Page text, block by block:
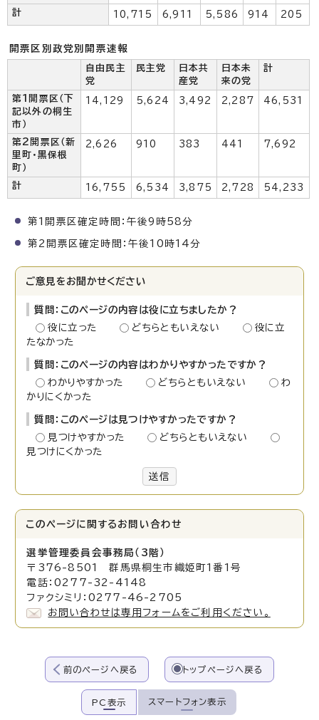
計 10,715 6,911 5,586 914 205
開票区別政党別開票速報
自由民主
党
民主党
日本共
産党
日本未
来の党
計
第1開票区（下
記以外の桐生
市）
14,129 5,624 3,492 2,287 46,531
第2開票区（新
里町・黒保根
町）
2,626 910 383 441 7,692
計 16,755 6,534 3,875 2,728 54,233
第1開票区確定時間：午後9時58分
第2開票区確定時間：午後10時14分
ご意見をお聞かせください
質問：このページの内容は役に立ちましたか？
役に立った
どちらともいえない
役に立
たなかった
質問：このページの内容はわかりやすかったですか？
わかりやすかった
どちらともいえない
わ
かりにくかった
質問：このページは見つけやすかったですか？
見つけやすかった
どちらともいえない
見つけにくかった
送信
このページに関する お問い合わせ
選挙管理委員会事務局（3階）
〒376-8501 群馬県桐生市織姫町1番1号
電話：0277-32-4148
ファクシミリ：0277-46-2705
お問い合わせは専用フォームをご利用ください。
前のページへ戻る トップページへ戻る
PC表示 スマートフォン表示